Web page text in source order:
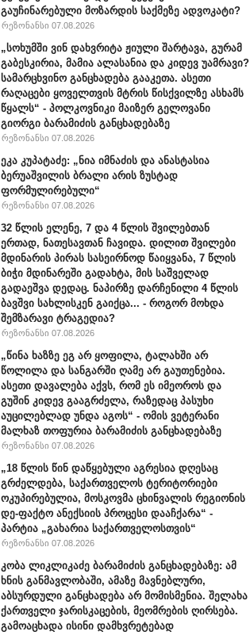
გაუჩინარებული მოზარდის საქმეზე ადვოკატი?
რეზონანსი 07.08.2026
„სოხუმში ვინ დახვრიტა ჟიული შარტავა, გურამ
გაბესკირია, მამია ალასანია და კიდევ უამრავი?
სამარცხვინო განცხადება გააკეთა. ასეთი
რაღაცები ყოველთვის მტრის წისქვილზე ასხამს
წყალს“ - პოლკოვნიკი მაიზერ გელოვანი
გიორგი ბარამიძის განცხადებაზე
რეზონანსი 07.08.2026
ეკა კუპატაძე: „ნია იმნაძის და ანასტასია
ბერუაშვილის ბრალი არის ზუსტად
ფორმულირებული“
რეზონანსი 07.08.2026
32 წლის ელენე, 7 და 4 წლის შვილებთან
ერთად, ნათესავთან ჩავიდა. დილით შვილები
მდინარის პირას სასეირნოდ წაიყვანა, 7 წლის
ბიჭი მდინარეში გადახტა, მის საშველად
გადაეშვა დედაც. ნაპირზე დარჩენილი 4 წლის
ბავშვი სახლისკენ გაიქცა... - როგორ მოხდა
შემზარავი ტრაგედია?
რეზონანსი 07.08.2026
„წინა ხაზზე ეგ არ ყოფილა, ტალახში არ
წოლილა და სანგარში ღამე არ გაუთენებია.
ასეთი დავალება აქვს, რომ ეს იმეოროს და
გუშინ კიდევ გააგრძელა, რაზედაც პასუხი
აუცილებლად უნდა აგოს“ - ომის ვეტერანი
მალხაზ თოფურია ბარამიძის განცხადებაზე
რეზონანსი 07.08.2026
„18 წლის წინ დაწყებული აგრესია დღესაც
გრძელდება, საქართველოს ტერიტორიები
ოკუპირებულია, მოსკოვმა ცხინვალის რეგიონის
დე-ფაქტო ანექსიის პროცესი დააჩქარა“ -
პარტია „გახარია საქართველოსთვის“
რეზონანსი 07.08.2026
კობა ლიკლიკაძე ბარამიძის განცხადებაზე: ამ
ხნის განმავლობაში, ამაზე მავნებლური,
აბსურდული განცხადება არ მომისმენია. შელახა
ქართველი ჯარისკაცების, მეომრების ღირსება.
გამოაცხადა ისინი დამხვრეტებად